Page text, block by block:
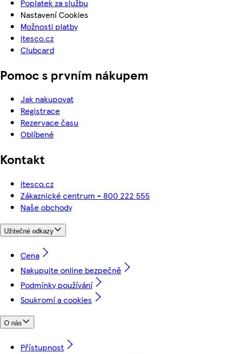
Poplatek za službu
Nastavení Cookies
Možnosti platby
itesco.cz
Clubcard
Pomoc s prvním nákupem
Jak nakupovat
Registrace
Rezervace času
Oblíbené
Kontakt
itesco.cz
Zákaznické centrum - 800 222 555
Naše obchody
Užitečné odkazy
Cena
Nakupujte online bezpečně
Podmínky používání
Soukromí a cookies
O nás
Přístupnost